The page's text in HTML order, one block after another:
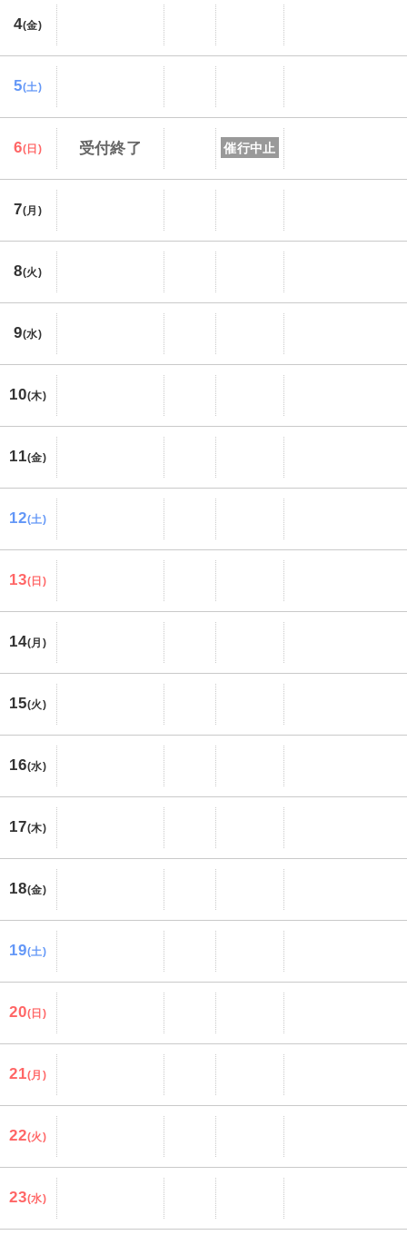
4(金)
5(土)
6(日) 受付終了 催行中止
7(月)
8(火)
9(水)
10(木)
11(金)
12(土)
13(日)
14(月)
15(火)
16(水)
17(木)
18(金)
19(土)
20(日)
21(月)
22(火)
23(水)